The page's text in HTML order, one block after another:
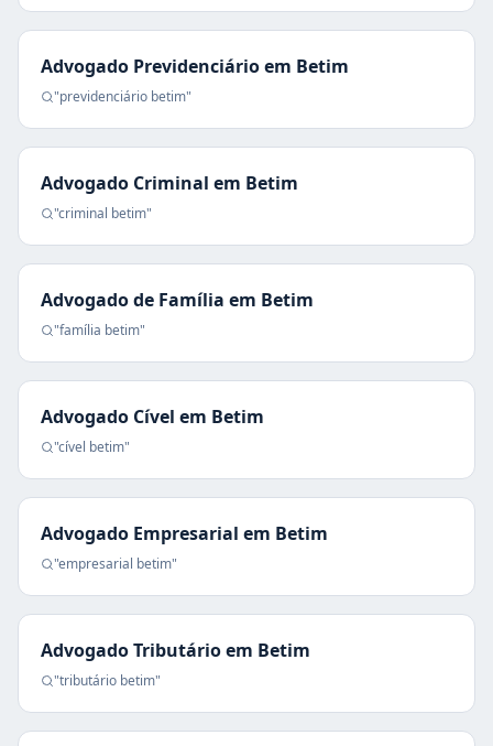
Advogado Previdenciárioem Betim
"previdenciário betim"
Advogado Criminal em Betim
"criminal betim"
Advogado de Família em Betim
"família betim"
Advogado Cível em Betim
"cível betim"
Advogado Empresarial em Betim
"empresarial betim"
Advogado Tributárioem Betim
"tributário betim"